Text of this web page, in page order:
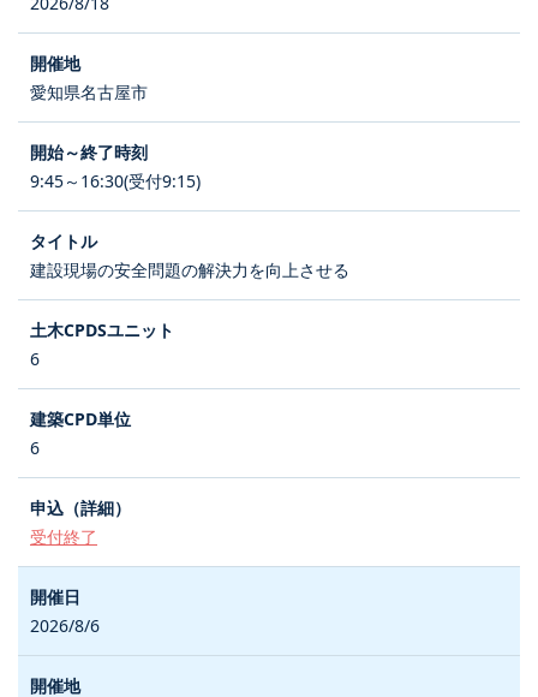
愛知県名古屋市
9:45～16:30(受付9:15)
建設現場の安全問題の解決力を向上させる
6
6
受付終了
2026/8/6